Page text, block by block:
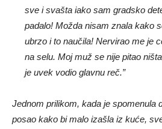
sve i svašta iako sam gradsko
padalo! Možda nisam znala kako
ubrzo i to naučila! Nervirao me je
na selu. Moj muž se nije pitao
je uvek vodio glavnu reč.”
Jednom prilikom, kada je spomenula
posao kako bi malo izašla iz kuće,